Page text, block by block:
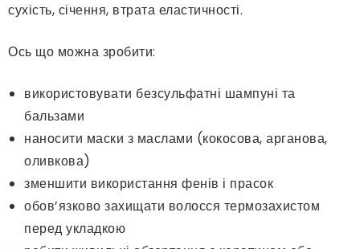
сухість, січення, втрата еластичності.
Ось що можна зробити:
використовувати безсульфатні шампуні та
бальзами
наносити маски з маслами (кокосова, арганова,
оливкова)
зменшити використання фенів і прасок
обов’язково захищати волосся термозахистом
перед укладкою